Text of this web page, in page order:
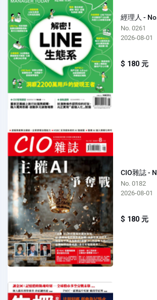
經理人 -
No. 0261
2026-08-01
$ 180 元
CIO雜誌 -
No. 0182
2026-08-01
$ 180 元